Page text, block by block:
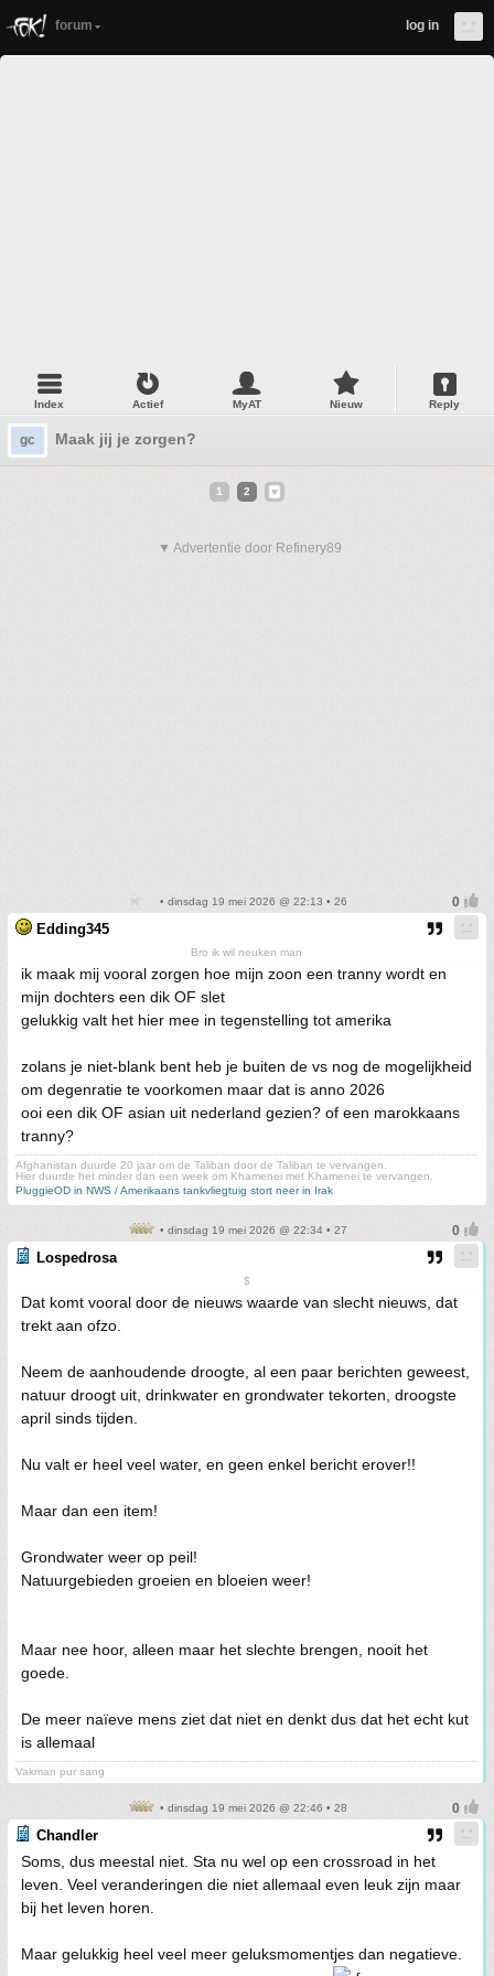
forum log in
Index Actief MyAT Nieuw Reply
gc Maak jij je zorgen?
1 2
▼ Advertentie door Refinery89
• dinsdag 19 mei 2026 @ 22:13 • 26
Edding345
Bro ik wil neuken man
ik maak mij vooral zorgen hoe mijn zoon een tranny wordt en
mijn dochters een dik OF slet
gelukkig valt het hier mee in tegenstelling tot amerika
zolans je niet-blank bent heb je buiten de vs nog de mogelijkheid
om degenratie te voorkomen maar dat is anno 2026
ooi een dik OF asian uit nederland gezien? of een marokkaans
tranny?
Afghanistan duurde 20 jaar om de Taliban door de Taliban te vervangen.
Hier duurde het minder dan een week om Khamenei met Khamenei te vervangen.
PluggieOD in NWS / Amerikaans tankvliegtuig stort neer in Irak
• dinsdag 19 mei 2026 @ 22:34 • 27
Lospedrosa
$
Dat komt vooral door de nieuws waarde van slecht nieuws, dat
trekt aan ofzo.
Neem de aanhoudende droogte, al een paar berichten geweest,
natuur droogt uit, drinkwater en grondwater tekorten, droogste
april sinds tijden.
Nu valt er heel veel water, en geen enkel bericht erover!!
Maar dan een item!
Grondwater weer op peil!
Natuurgebieden groeien en bloeien weer!
Maar nee hoor, alleen maar het slechte brengen, nooit het
goede.
De meer naïeve mens ziet dat niet en denkt dus dat het echt kut
is allemaal
Vakman pur sang
• dinsdag 19 mei 2026 @ 22:46 • 28
Chandler
Soms, dus meestal niet. Sta nu wel op een crossroad in het
leven. Veel veranderingen die niet allemaal even leuk zijn maar
bij het leven horen.
Maar gelukkig heel veel meer geluksmomentjes dan negatieve.